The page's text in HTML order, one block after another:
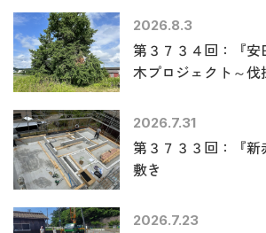
2026.8.3
第３７３４回：『
木プロジェクト～伐
2026.7.31
第３７３３回：『
敷き
2026.7.23